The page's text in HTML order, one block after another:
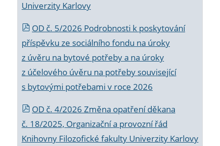
Univerzity Karlovy
OD č. 5/2026 Podrobnosti k poskytování
příspěvku ze sociálního fondu na úroky
z úvěru na bytové potřeby a na úroky
z účelového úvěru na potřeby související
s bytovými potřebami v roce 2026
OD č. 4/2026 Změna opatření děkana
č. 18/2025, Organizační a provozní řád
Knihovny Filozofické fakulty Univerzity Karlovy